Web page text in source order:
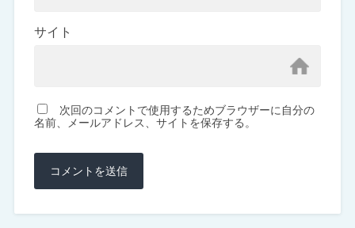
サイト
次回のコメントで使用するためブラウザーに自分の
名前、メールアドレス、サイトを保存する。